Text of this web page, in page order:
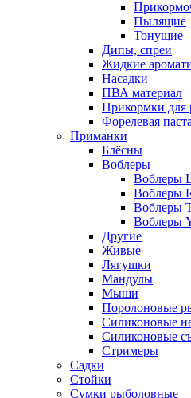
Пылящие
Тонущие
Дипы, спреи
Жидкие
Насадки
ПВА материал
Прикормки для
Форелевая паста
Приманки
Блёсны
Воблеры
Воблеры
Воблеры
Воблеры
Воблеры
Другие
Живые
Лягушки
Мандулы
Мыши
Поролоновые
Силиконовые
Силиконовые
Стримеры
Садки
Стойки
Сумки рыболовные